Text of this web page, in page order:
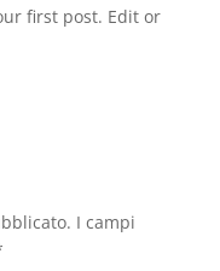
first post. Edit or
I campi